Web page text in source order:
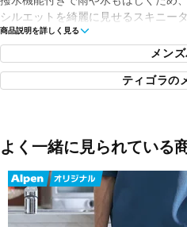
シルエットを綺麗に見せるスキニー
合わせてフォーマルに着用でき、同
がおすすめです。
■素材：ナイロン91％ポリウレタン9
■生産国：ミャンマー
■2025 Spring＆Summer モデル
商品説明を詳しく見る
メン
ティゴラの
よく一緒に見られている